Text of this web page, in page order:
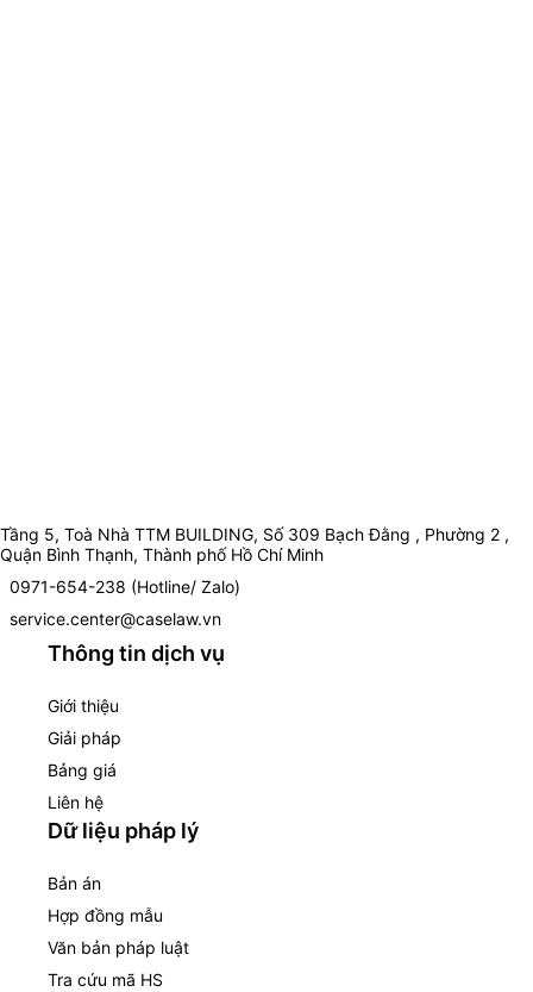
Tầng 5, Toà Nhà TTM BUILDING, Số 309 Bạch Đằng , Phường 2 ,
Quận Bình Thạnh, Thành phố Hồ Chí Minh
0971-654-238 (Hotline/ Zalo)
service.center@caselaw.vn
Thông tin dịch vụ
Giới thiệu
Giải pháp
Bảng giá
Liên hệ
Dữ liệu pháp lý
Bản án
Hợp đồng mẫu
Văn bản pháp luật
Tra cứu mã HS